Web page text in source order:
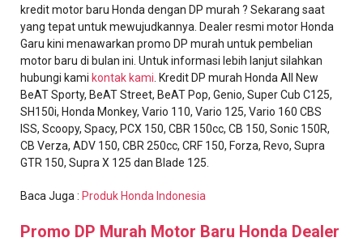
kredit motor baru Honda dengan DP murah ? Sekarang saat
yang tepat untuk mewujudkannya. Dealer resmi motor Honda
Garu kini menawarkan promo DP murah untuk pembelian
motor baru di bulan ini. Untuk informasi lebih lanjut silahkan
hubungi kami kontak kami . Kredit DP murah Honda All New
BeAT Sporty, BeAT Street, BeAT Pop, Genio, Super Cub C125,
SH150i, Honda Monkey, Vario 110, Vario 125, Vario 160 CBS
ISS, Scoopy, Spacy, PCX 150, CBR 150cc, CB 150, Sonic 150R,
CB Verza, ADV 150, CBR 250cc, CRF 150, Forza, Revo, Supra
GTR 150, Supra X 125 dan Blade 125.
Baca Juga : Produk Honda Indonesia
Promo DP Murah Motor Baru Honda Dealer